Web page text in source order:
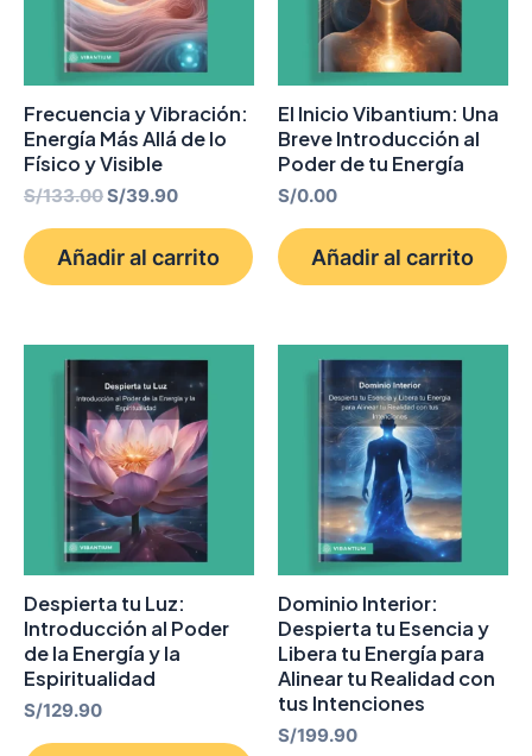
Frecuencia y Vibración:
Energía Más Allá de lo
Físico y Visible
S/133.00S/39.90
Añadir al carrito
El Inicio Vibantium: Una
Breve Introducción al
Poder de tu Energía
S/0.00
Añadir al carrito
Despierta tu Luz:
Introducción al Poder
de la Energía y la
Espiritualidad
S/129.90
Dominio Interior:
Despierta tu Esencia y
Libera tu Energía para
Alinear tu Realidad con
tus Intenciones
S/199.90